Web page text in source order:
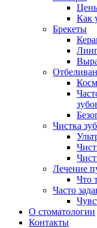
Как
Брекеты
Чистка
Лечение
Что
Часто
О стоматологии
Контакты